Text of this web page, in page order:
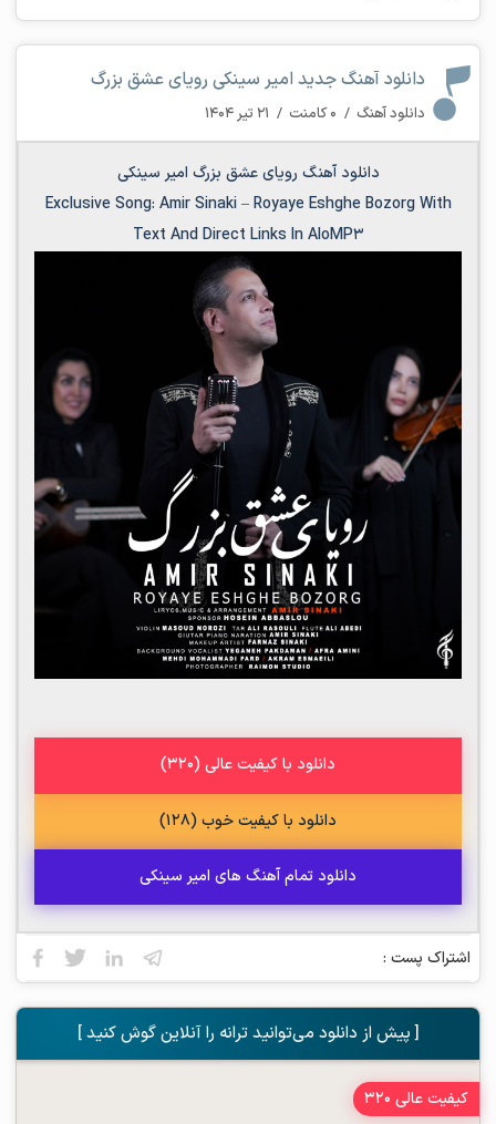
دانلود آهنگ جدید امیر سینکی رویای عشق بزرگ
دانلود آهنگ / ۰ کامنت / ۲۱ تیر ۱۴۰۴
دانلود آهنگ رویای عشق بزرگ امیر سینکی
Exclusive Song: Amir Sinaki–Royaye Eshghe BozorgWith
Text And Direct Links In AloMP3
دانلود با کیفیت عالی (320)
دانلود با کیفیت خوب (128)
دانلود تمام آهنگ های امیر سینکی
اشتراک پست :
[ پیش از دانلود می‌توانید ترانه را آنلاین گوش کنید ]
کیفیت عالی 320